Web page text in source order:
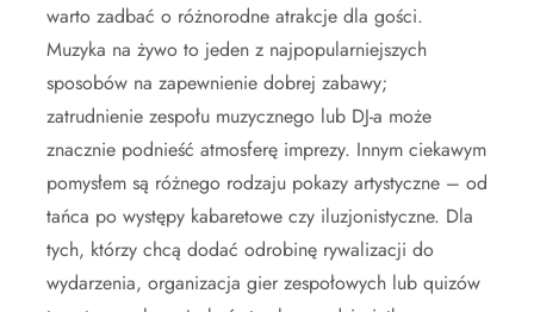
warto zadbać o różnorodne atrakcje dla gości.
Muzyka na żywo to jeden z najpopularniejszych
sposobów na zapewnienie dobrej zabawy;
zatrudnienie zespołu muzycznego lub DJ-a może
znacznie podnieść atmosferę imprezy. Innym ciekawym
pomysłem są różnego rodzaju pokazy artystyczne – od
tańca po występy kabaretowe czy iluzjonistyczne. Dla
tych, którzy chcą dodać odrobinę rywalizacji do
wydarzenia, organizacja gier zespołowych lub quizów